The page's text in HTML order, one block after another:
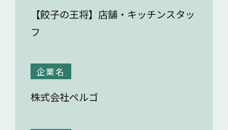
【餃子の王将】店舗・キッチンスタッ
フ
企業名
株式会社ペルゴ